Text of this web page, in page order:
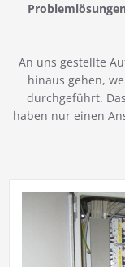
An uns gestellte
hinaus gehen,
durchgeführt.
haben nur einen